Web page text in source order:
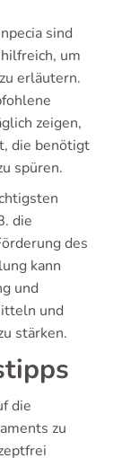
sind
um
erläutern.
zeigen,
die benötigt
spüren.
die
des
kann
und
und
stärken.
die
zu